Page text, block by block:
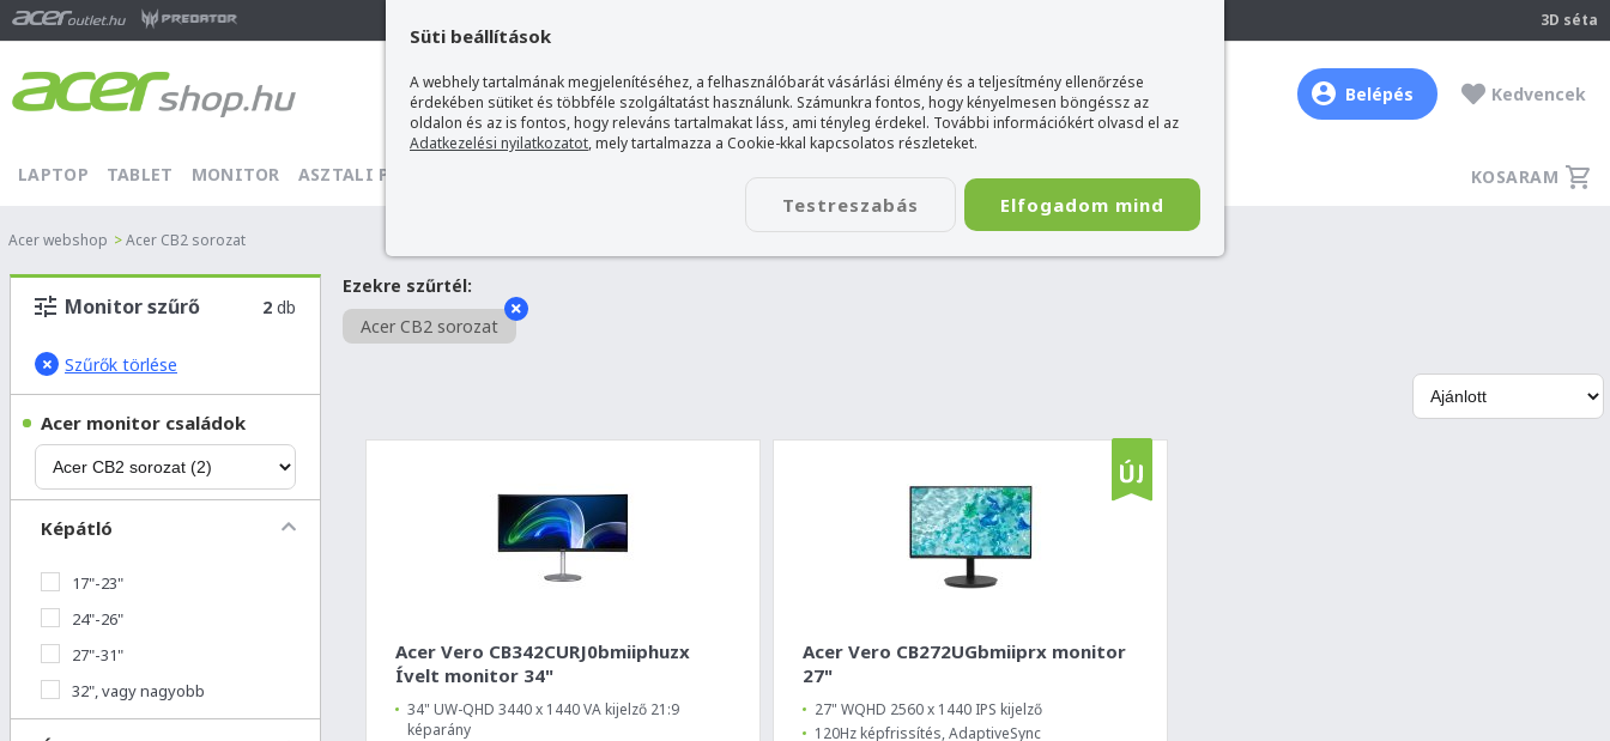
Süti beállítások
A webhely tartalmának megjelenítéséhez, a felhasználóbarát vásárlási élmény és a teljesítmény ellenőrzése
érdekében sütiket és többféle szolgáltatást használunk. Számunkra fontos, hogy kényelmesen böngéssz az
oldalon és az is fontos, hogy releváns tartalmakat láss, ami tényleg érdekel. További információkért olvasd el az
Adatkezelési nyilatkozatot, mely tartalmazza a Cookie-kkal kapcsolatos részleteket.
Testreszabás Elfogadom mind
3D séta
Belépés Kedvencek
LAPTOP TABLET MONITOR ASZTALI PC KIEGÉSZÍTŐ KAPCSOLAT KOSARAM
Acer webshop >Acer CB2 sorozat
Monitor szűrő 2 db
Szűrők törlése
Acer monitor családok
Képátló
17"-23"
24"-26"
27"-31"
32", vagy nagyobb
Ezekre szűrtél:
Acer CB2 sorozat
Acer Vero CB342CURJ0bmiiphuzx
Ívelt monitor 34"
34" UW-QHD 3440 x 1440 VA kijelző 21:9
képarány
Acer Vero CB272UGbmiiprx monitor
27"
27" WQHD 2560 x 1440 IPS kijelző
120Hz képfrissítés, AdaptiveSync